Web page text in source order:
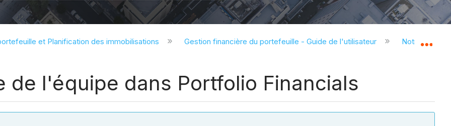
et Planification des immobilisations Gestion financière du portefeuille - Guide de l'utilisateur Notre équipe
de l'équipe dans Portfolio Financials